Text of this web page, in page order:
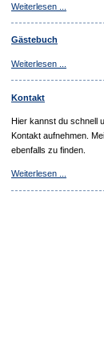
Weiterlesen ...
Gästebuch
Weiterlesen ...
Kontakt
Hier kannst du schnell
Kontakt aufnehmen.
ebenfalls zu finden.
Weiterlesen ...